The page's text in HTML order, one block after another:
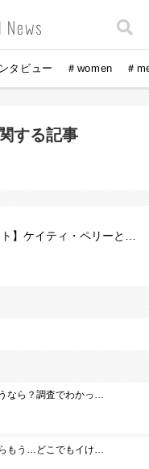
タビュー ＃women ＃
する記事
】ケイティ・ペリーと…
なら？調査でわかっ…
らもう…どこでもイけ…